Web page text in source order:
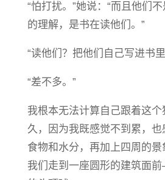
“怕打扰。”她说：“而且他们
的理解，是书在读他们。”
“读他们？把他们自己写进书
“差不多。”
我根本无法计算自己跟着这
久，因为我既感觉不到累，
食物和水分，再加上四周的景
我们走到一座圆形的建筑面